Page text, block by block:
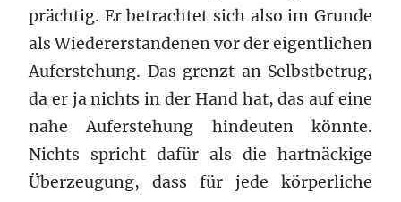
prächtig. Er betrachtet sich also im Grunde
als Wiedererstandenen vor der eigentlichen
Auferstehung. Das grenzt an Selbstbetrug,
da er ja nichts in der Hand hat, das auf eine
nahe Auferstehung hindeuten könnte.
Nichts spricht dafür als die hartnäckige
Überzeugung, dass für jede körperliche